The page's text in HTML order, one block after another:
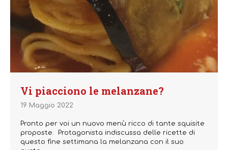
Vi piacciono le melanzane?
19 Maggio 2022
Pronto per voi un nuovo menù ricco di tante squisite
proposte. Protagonista indiscussa delle ricette di
questo fine settimana la melanzana con il suo